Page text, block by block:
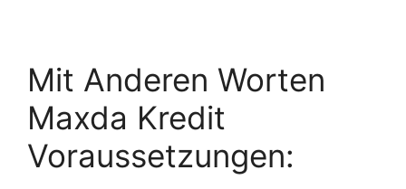
Mit Anderen Worten
Maxda Kredit
Voraussetzungen: